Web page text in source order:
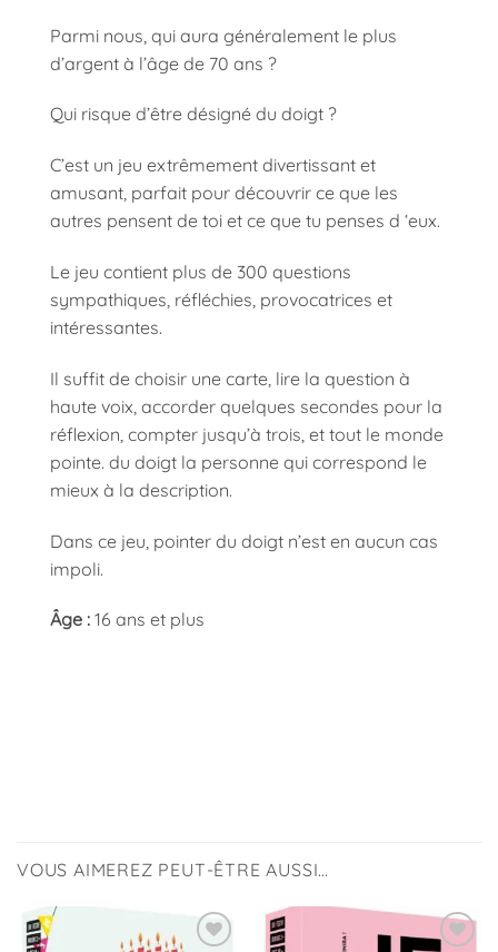
Parmi nous, qui aura généralement le plus
d’argent à l’âge de 70 ans ?
Qui risque d’être désigné du doigt ?
C’est un jeu extrêmement divertissant et
amusant, parfait pour découvrir ce que les
autres pensent de toi et ce que tu penses d ‘eux.
Le jeu contient plus de 300 questions
sympathiques, réfléchies, provocatrices et
intéressantes.
Il suffit de choisir une carte, lire la question à
haute voix, accorder quelques secondes pour la
réflexion, compter jusqu’à trois, et tout le monde
pointe. du doigt la personne qui correspond le
mieux à la description.
Dans ce jeu, pointer du doigt n’est en aucun cas
impoli.
Âge : 16 ans et plus
VOUS AIMEREZ PEUT-ÊTRE AUSSI…